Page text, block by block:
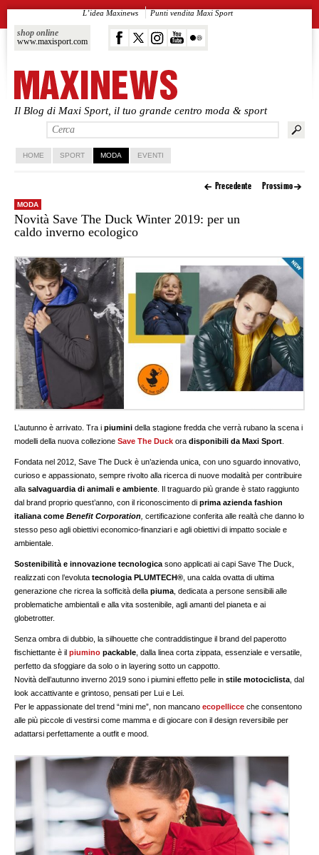
Il Blog di Maxi Sport, il tuo grande centro moda & sport
shop online
www.maxisport.com
L’idea Maxinews Punti vendita Maxi Sport
Vai al contenuto principale
Vai al contenuto secondario
HOME SPORT MODA EVENTI
Precedente Prossimo
MODA
Novità Save The Duck Winter 2019: per un
caldo inverno ecologico
L’autunno è arrivato. Tra ipiumini della stagione fredda che verrà rubano la scena i
modelli della nuova collezioneSave The Duck oradisponibili da Maxi Sport
Fondata nel 2012, Save The Duck è un’azienda unica, con uno sguardo innovativo,
curioso e appassionato, sempre rivolto alla ricerca di nuove modalità per contribuire
allasalvaguardia di animali e ambiente . Il traguardo più grande è stato raggiunto
dal brand proprio quest’anno, con il riconoscimento diprima azienda fashion
italiana comeBenefit Corporation certificazione conferita alle realtà che danno lo
stesso peso agli obiettivi economico-finanziari e agli obiettivi di impatto sociale e
ambientale.
Sostenibilità e innovazione tecnologica sono applicati ai capi Save The Duck,
realizzati con l’evolutatecnologia PLUMTECH® , una calda ovatta di ultima
generazione che ricrea la sofficità dellapiuma , dedicata a persone sensibili alle
problematiche ambientali e alla vita sostenibile, agli amanti del pianeta e ai
globetrotter.
Senza ombra di dubbio, la silhouette che contraddistingue il brand del paperotto
fischiettante è ilpiumino packable , dalla linea corta zippata, essenziale e versatile,
perfetto da sfoggiare da solo o in layering sotto un cappotto.
Novità dell’autunno inverno 2019 sono i piumini effetto pelle instile motociclista , dal
look accattivante e grintoso, pensati per Lui e Lei.
Per le appassionate del trend “mini me”, non mancanoecopellicce che consentono
alle più piccole di vestirsi come mamma e di giocare con il design reversibile per
adattarsi perfettamente a outfit e mood.